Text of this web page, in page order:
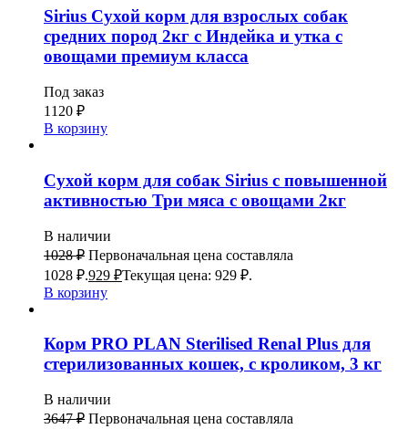
Sirius Сухой корм для взрослых собак
средних пород 2кг с Индейка и утка с
овощами премиум класса
Под заказ
1120 ₽
В корзину
Сухой корм для собак Sirius с повышенной
активностью Три мяса с овощами 2кг
В наличии
1028₽ Первоначальная цена составляла
1028 ₽.929 ₽Текущая цена: 929 ₽.
В корзину
Корм PRO PLAN Sterilised Renal Plus для
стерилизованных кошек, с кроликом, 3 кг
В наличии
3647₽ Первоначальная цена составляла